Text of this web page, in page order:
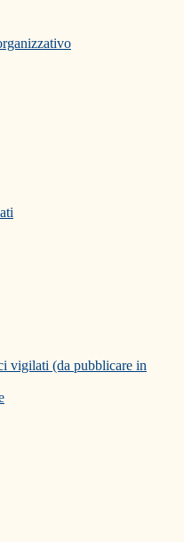
vigilati (da pubblicare in